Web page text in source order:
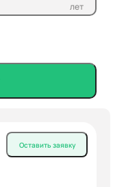
лет
Оставить заявку